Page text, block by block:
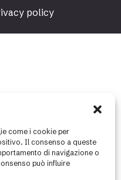
come i cookie per
Il consenso a queste
di navigazione o
può influire
policy